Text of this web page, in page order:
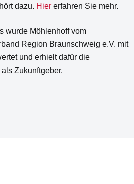
dazu. Hier erfahren Sie mehr.
wurde Möhlenhoff vom
Region Braunschweig e.V. mit
und erhielt dafür die
Zukunftgeber.